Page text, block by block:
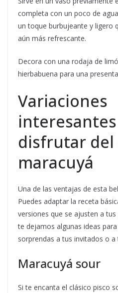
completa con un poco de
un toque burbujeante y ligero
aún más refrescante.
Decora con una rodaja de
hierbabuena para una
Variaciones
disfrutar del
maracuyá
Una de las ventajas de esta
Puedes adaptar la receta
versiones que se ajusten a
te dejamos algunas ideas
sorprendas a tus invitados o a
Maracuyá sour
Si te encanta el clásico pisco